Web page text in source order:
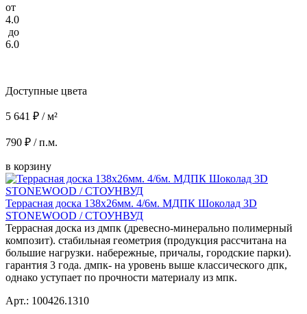
от
4.0
до
6.0
Доступные цвета
5 641 ₽ / м²
790 ₽ / п.м.
в корзину
Террасная доска 138x26мм. 4/6м. МДПК Шоколад 3D
STONEWOOD / СТОУНВУД
Террасная доска из дмпк (древесно-минерально полимерный
композит). стабильная геометрия (продукция рассчитана на
большие нагрузки. набережные, причалы, городские парки).
гарантия 3 года. дмпк- на уровень выше классического дпк,
однако уступает по прочности материалу из мпк.
Арт.: 100426.1310